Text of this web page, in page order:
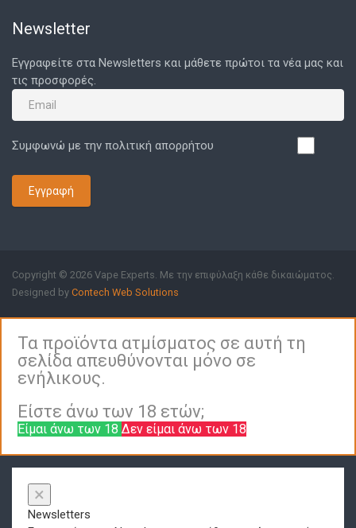
Newsletter
Εγγραφείτε στα Newsletters και μάθετε πρώτοι τα νέα μας και
τις προσφορές.
Συμφωνώ με την πολιτική απορρήτου
Εγγραφή
Copyright © 2026 Vape Experts. Με την επιφύλαξη κάθε δικαιώματος.
Designed by Contech Web Solutions
Τα προϊόντα ατμίσματος σε αυτή τη
σελίδα απευθύνονται μόνο σε
ενήλικους.
Είστε άνω των 18 ετών;
Είμαι άνω των 18 Δεν είμαι άνω των 18
×
Newsletters